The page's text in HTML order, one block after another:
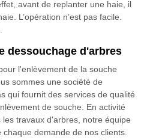
avant de replanter une haie, il
L’opération n’est pas facile.
dessouchage d'arbres
l'enlèvement de la souche
sommes une société de
qui fournit des services de qualité
de souche. En activité
travaux d'arbres, notre équipe
demande de nos clients.